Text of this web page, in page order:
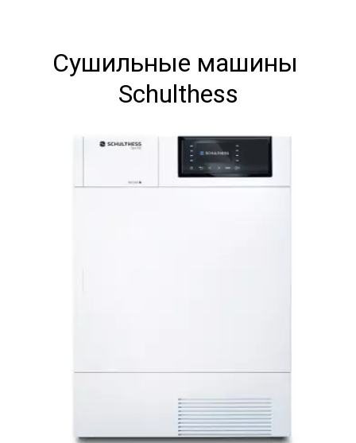
Сушильные машины
Schulthess